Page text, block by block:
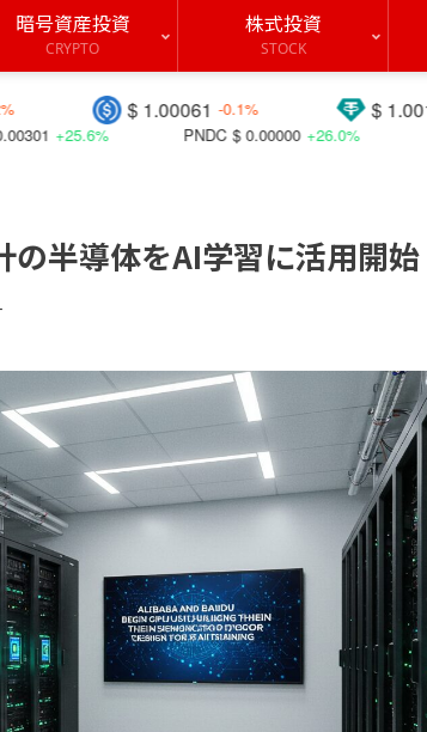
暗号資産投資
CRYPTO
株式投資
STOCK
$ 1.00102 -0.0%
$ 1.00061 -0.1%
BODEN $ 0.00131
PNDC $ 0.00000 +26.0%
半導体をAI学習に活用開始